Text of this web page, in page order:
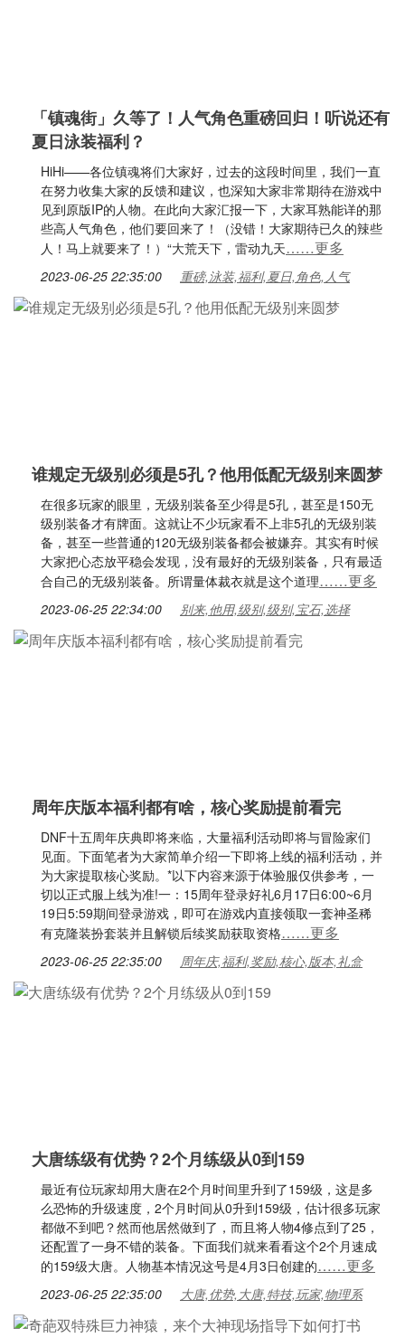
「镇魂街」久等了！人气角色重磅回归！听说还有
夏日泳装福利？
HiHi——各位镇魂将们大家好，过去的这段时间里，我们一直
在努力收集大家的反馈和建议，也深知大家非常期待在游戏中
见到原版IP的人物。在此向大家汇报一下，大家耳熟能详的那
些高人气角色，他们要回来了！（没错！大家期待已久的辣些
人！马上就要来了！）“大荒天下，雷动九天……更多
2023-06-25 22:35:00 重磅,泳装,福利,夏日,角色,人气
谁规定无级别必须是5孔？他用低配无级别来圆梦
在很多玩家的眼里，无级别装备至少得是5孔，甚至是150无
级别装备才有牌面。这就让不少玩家看不上非5孔的无级别装
备，甚至一些普通的120无级别装备都会被嫌弃。其实有时候
大家把心态放平稳会发现，没有最好的无级别装备，只有最适
合自己的无级别装备。所谓量体裁衣就是这个道理……更多
2023-06-25 22:34:00 别来,他用,级别,级别,宝石,选择
周年庆版本福利都有啥，核心奖励提前看完
DNF十五周年庆典即将来临，大量福利活动即将与冒险家们
见面。下面笔者为大家简单介绍一下即将上线的福利活动，并
为大家提取核心奖励。*以下内容来源于体验服仅供参考，一
切以正式服上线为准!一：15周年登录好礼6月17日6:00~6月
19日5:59期间登录游戏，即可在游戏内直接领取一套神圣稀
有克隆装扮套装并且解锁后续奖励获取资格……更多
2023-06-25 22:35:00 周年庆,福利,奖励,核心,版本,礼盒
大唐练级有优势？2个月练级从0到159
最近有位玩家却用大唐在2个月时间里升到了159级，这是多
么恐怖的升级速度，2个月时间从0升到159级，估计很多玩家
都做不到吧？然而他居然做到了，而且将人物4修点到了25，
还配置了一身不错的装备。下面我们就来看看这个2个月速成
的159级大唐。人物基本情况这号是4月3日创建的……更多
2023-06-25 22:35:00 大唐,优势,大唐,特技,玩家,物理系